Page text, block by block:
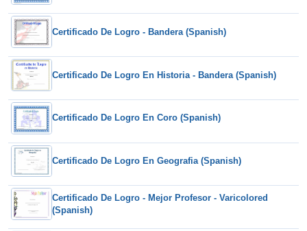
Certificado De Logro - Bandera (Spanish)
Certificado De Logro En Historia - Bandera (Spanish)
Certificado De Logro En Coro (Spanish)
Certificado De Logro En Geografia (Spanish)
Certificado De Logro - Mejor Profesor - Varicolored
(Spanish)